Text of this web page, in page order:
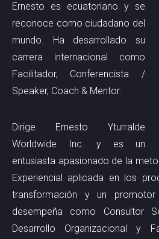
Ernesto es ecuatoriano y se
reconoce como ciudadano del
mundo. Ha desarrollado su
carrera internacional como
Facilitador, Conferencista /
Speaker, Coach & Mentor.
Dirige
Ernesto Yturralde
Worldwide Inc. y es un
entusiasta apasionado de la
Experiencial aplicada en los
transformación y un
desempeña como Consultor
Desarrollo Organizacional y